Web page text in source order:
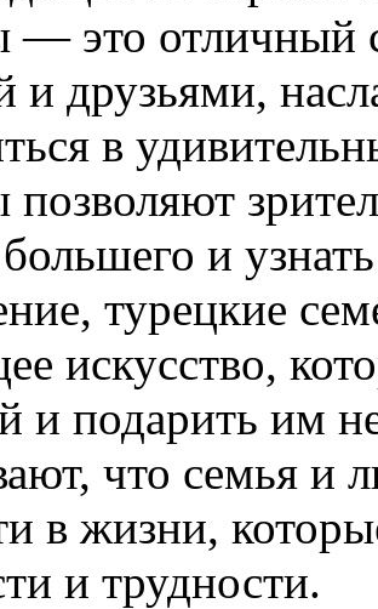
— это отличный
и друзьями,
в
позволяют
и
турецкие
искусство,
и подарить им
что семья
в жизни,
и трудности.